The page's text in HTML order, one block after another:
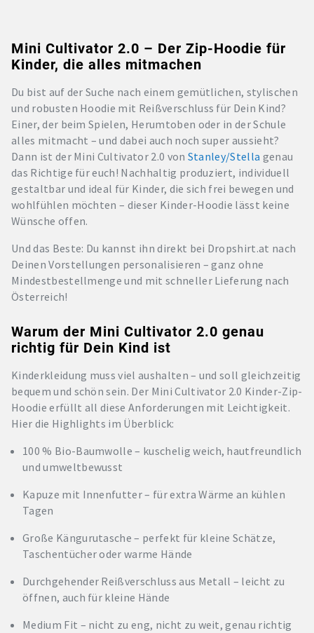
Mini Cultivator 2.0 – Der Zip-Hoodie für
Kinder, die alles mitmachen
Du bist auf der Suche nach einem gemütlichen, stylischen
und robusten Hoodie mit Reißverschluss für Dein Kind?
Einer, der beim Spielen, Herumtoben oder in der Schule
alles mitmacht – und dabei auch noch super aussieht?
Dann ist der Mini Cultivator 2.0 von Stanley/Stella genau
das Richtige für euch! Nachhaltig produziert, individuell
gestaltbar und ideal für Kinder, die sich frei bewegen und
wohlfühlen möchten – dieser Kinder-Hoodie lässt keine
Wünsche offen.
Und das Beste: Du kannst ihn direkt bei Dropshirt.at nach
Deinen Vorstellungen personalisieren – ganz ohne
Mindestbestellmenge und mit schneller Lieferung nach
Österreich!
Warum der Mini Cultivator 2.0 genau
richtig für Dein Kind ist
Kinderkleidung muss viel aushalten – und soll gleichzeitig
bequem und schön sein. Der Mini Cultivator 2.0 Kinder-Zip-
Hoodie erfüllt all diese Anforderungen mit Leichtigkeit.
Hier die Highlights im Überblick:
100 % Bio-Baumwolle – kuschelig weich, hautfreundlich
und umweltbewusst
Kapuze mit Innenfutter – für extra Wärme an kühlen
Tagen
Große Kängurutasche – perfekt für kleine Schätze,
Taschentücher oder warme Hände
Durchgehender Reißverschluss aus Metall – leicht zu
öffnen, auch für kleine Hände
Medium Fit – nicht zu eng, nicht zu weit, genau richtig